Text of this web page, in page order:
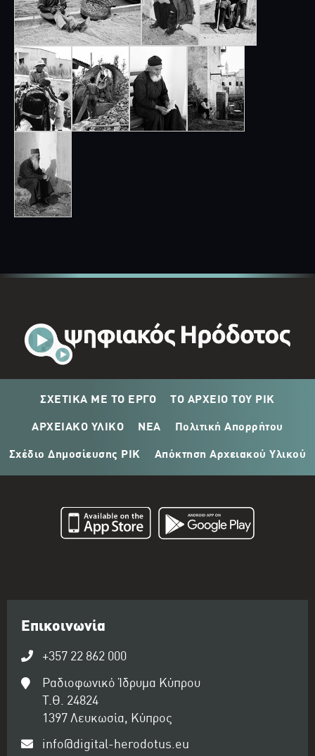
ΣΧΕΤΙΚΑ ΜΕ ΤΟ ΕΡΓΟ ΤΟ ΑΡΧΕΙΟ ΤΟΥ ΡΙΚ
ΑΡΧΕΙΑΚΟ ΥΛΙΚΟ ΝΕΑ Πολιτική Απορρήτου
Σχέδιο Δημοσίευσης ΡΙΚ Απόκτηση Αρχειακού Υλικού
Επικοινωνία
+357 22 862 000
Ραδιοφωνικό Ίδρυμα Κύπρου
Τ.Θ. 24824
1397 Λευκωσία, Κύπρος
info@digital-herodotus.eu